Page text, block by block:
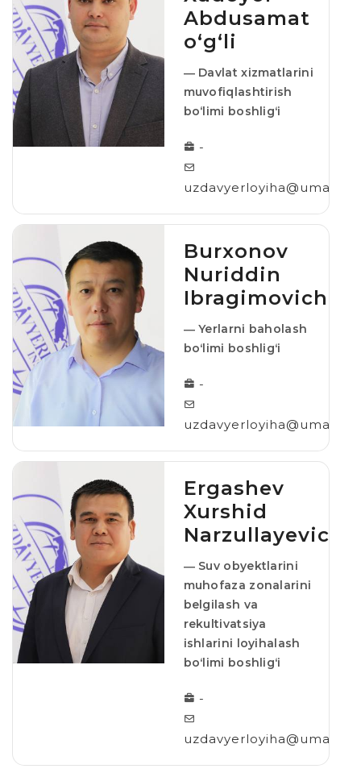
Abdusamat
o‘g‘li
― Davlat xizmatlarini
muvofiqlashtirish
bo‘limi boshligʻi
-
uzdavyerloyiha@umail.uz
Burxonov
Nuriddin
Ibragimovich
― Yerlarni baholash
boʻlimi boshligʻi
-
uzdavyerloyiha@umail.uz
Ergashev
Xurshid
Narzullayevich
― Suv obyektlarini
muhofaza zonalarini
belgilash va
rekultivatsiya
ishlarini loyihalash
boʻlimi boshligʻi
-
uzdavyerloyiha@umail.uz